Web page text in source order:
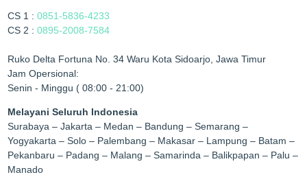
CS 1 :0851-5836-4233
CS 2 :0895-2008-7584
Ruko Delta Fortuna No. 34 Waru Kota Sidoarjo, Jawa Timur
Jam Opersional:
Senin - Minggu ( 08:00 - 21:00)
Melayani Seluruh Indonesia
Surabaya – Jakarta – Medan – Bandung – Semarang –
Yogyakarta – Solo – Palembang – Makasar – Lampung – Batam –
Pekanbaru – Padang – Malang – Samarinda – Balikpapan – Palu –
Manado